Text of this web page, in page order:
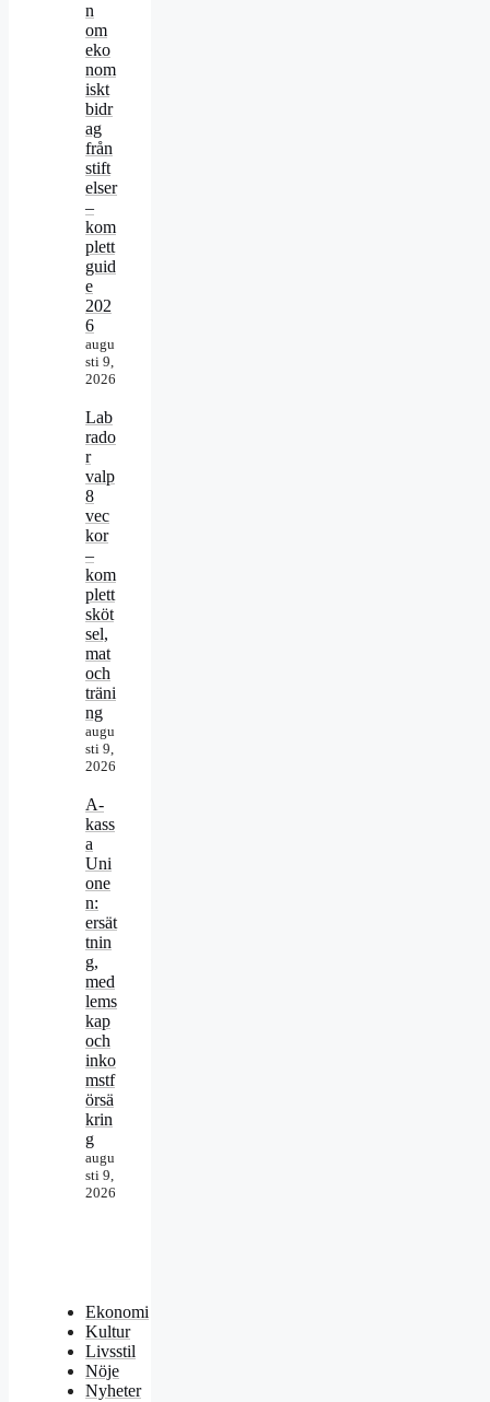
n
om
eko
nom
iskt
bidr
ag
från
stift
elser
–
kom
plett
guid
e
202
6
augu
sti 9,
2026
Lab
rado
r
valp
8
vec
kor
–
kom
plett
sköt
sel,
mat
och
träni
ng
augu
sti 9,
2026
A-
kass
a
Uni
one
n:
ersät
tnin
g,
med
lems
kap
och
inko
mstf
örsä
krin
g
augu
sti 9,
2026
Ekonomi
Kultur
Livsstil
Nöje
Nyheter